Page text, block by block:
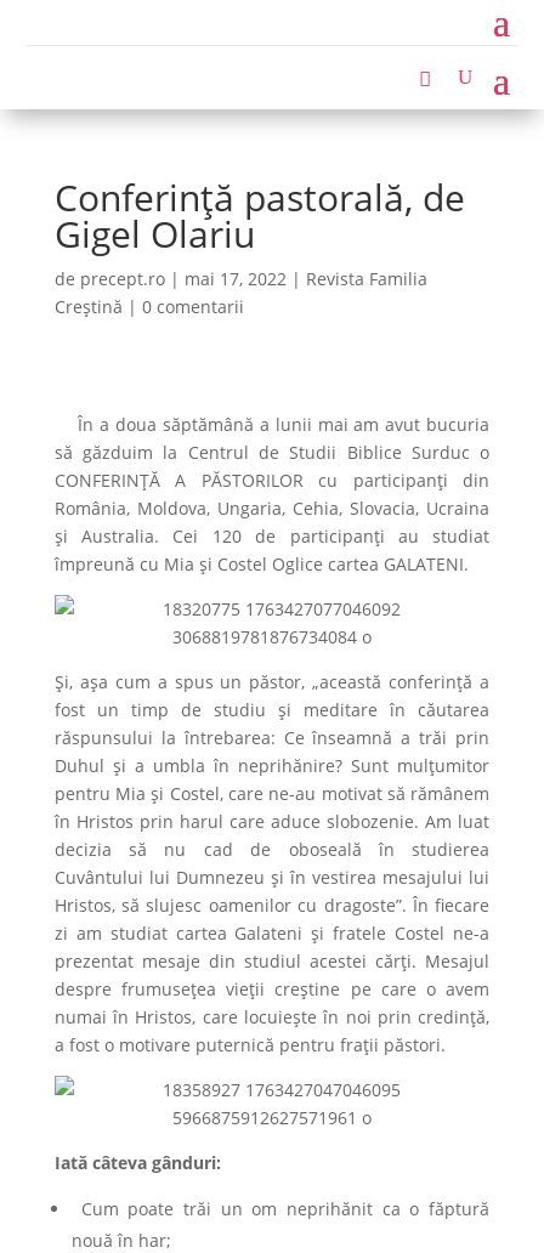
Conferință pastorală, de
Gigel Olariu
de precept.ro| mai 17, 2022| Revista Familia
Creștină | 0 comentarii
În a doua săptămână a lunii mai am avut bucuria
să găzduim la Centrul de Studii Biblice Surduc o
CONFERINȚĂ A PĂSTORILOR cu participanți din
România, Moldova, Ungaria, Cehia, Slovacia, Ucraina
și Australia. Cei 120 de participanți au studiat
împreună cu Mia și Costel Oglice cartea GALATENI.
Și, așa cum a spus un păstor, „această conferință a
fost un timp de studiu și meditare în căutarea
răspunsului la întrebarea: Ce înseamnă a trăi prin
Duhul și a umbla în neprihănire? Sunt mulțumitor
pentru Mia și Costel, care ne-au motivat să rămânem
în Hristos prin harul care aduce slobozenie. Am luat
decizia să nu cad de oboseală în studierea
Cuvântului lui Dumnezeu și în vestirea mesajului lui
Hristos, să slujesc oamenilor cu dragoste”. În fiecare
zi am studiat cartea Galateni și fratele Costel ne-a
prezentat mesaje din studiul acestei cărți. Mesajul
despre frumusețea vieții creștine pe care o avem
numai în Hristos, care locuiește în noi prin credință,
a fost o motivare puternică pentru frații păstori.
Iată câteva gânduri:
Cum poate trăi un om neprihănit ca o făptură
nouă în har;